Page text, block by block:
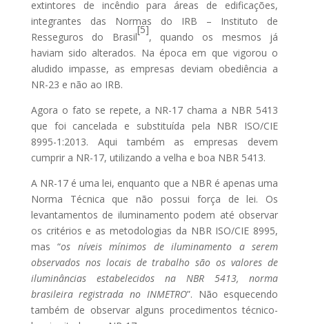
extintores de incêndio para áreas de edificações,
integrantes das Normas do IRB – Instituto de
Resseguros do Brasil
[5]
, quando os mesmos já
haviam sido alterados. Na época em que vigorou o
aludido impasse, as empresas deviam obediência a
NR-23 e não ao IRB.
Agora o fato se repete, a NR-17 chama a NBR 5413
que foi cancelada e substituída pela NBR ISO/CIE
8995-1:2013. Aqui também as empresas devem
cumprir a NR-17, utilizando a velha e boa NBR 5413.
A NR-17 é uma lei, enquanto que a NBR é apenas uma
Norma Técnica que não possui força de lei. Os
levantamentos de iluminamento podem até observar
os critérios e as metodologias da NBR ISO/CIE 8995,
mas “os níveis mínimos de iluminamento a serem
observados nos locais de trabalho são os valores de
iluminâncias estabelecidos na NBR 5413, norma
brasileira registrada no INMETRO”. Não esquecendo
também de observar alguns procedimentos técnico-